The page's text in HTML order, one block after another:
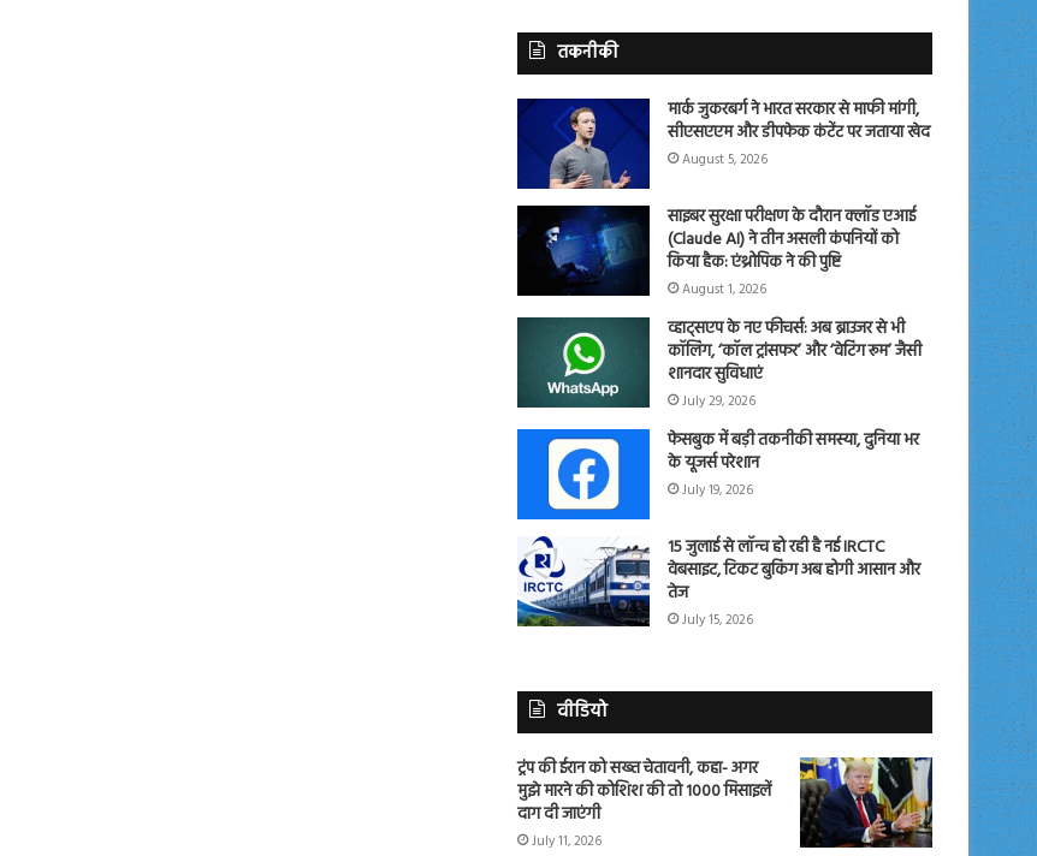
तकनीकी
मार्क जुकरबर्ग ने भारत सरकार से माफी मांगी,
सीएसएएम और डीपफेक कंटेंट पर जताया खेद
August 5, 2026
साइबर सुरक्षा परीक्षण के दौरान क्लॉड एआई
(Claude AI) ने तीन असली कंपनियों को
किया हैक: एंथ्रोपिक ने की पुष्टि
August 1, 2026
व्हाट्सएप के नए फीचर्स: अब ब्राउजर से भी
कॉलिंग, ‘कॉल ट्रांसफर’ और ‘वेटिंग रूम’ जैसी
शानदार सुविधाएं
July 29, 2026
फेसबुक में बड़ी तकनीकी समस्या, दुनिया भर
के यूजर्स परेशान
July 19, 2026
15 जुलाई से लॉन्च हो रही है नई IRCTC
वेबसाइट, टिकट बुकिंग अब होगी आसान और
तेज
July 15, 2026
वीडियो
ट्रंप की ईरान को सख्त चेतावनी, कहा- अगर
मुझे मारने की कोशिश की तो 1000 मिसाइलें
दाग दी जाएंगी
July 11, 2026